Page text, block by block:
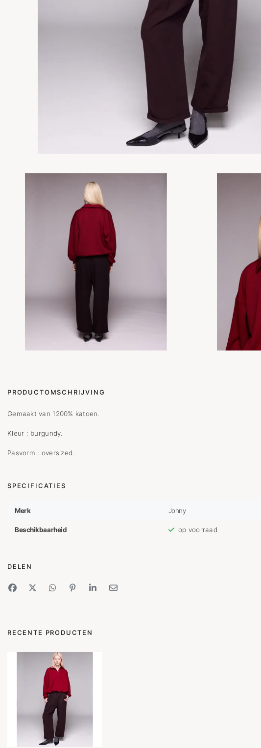
PRODUCTOMSCHRIJVING
Gemaakt van 1200% katoen.
Kleur : burgundy.
Pasvorm : oversized.
SPECIFICATIES
Merk Johny
Beschikbaarheid op voorraad
DELEN
RECENTE PRODUCTEN